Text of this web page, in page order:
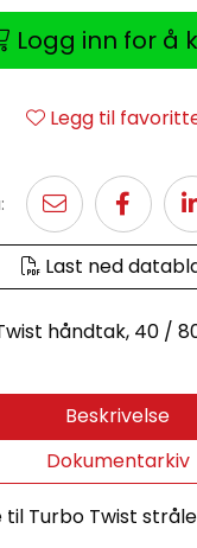
Logg inn for å
Legg til
Last ned
håndtak, 40 /
Beskrivelse
Dokumentarkiv
Turbo Twist